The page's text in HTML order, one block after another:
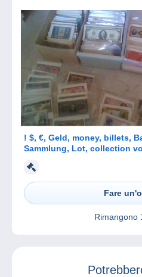
! $, €, Geld, money, billets,
Sammlung, Lot, collection
Fare
Rimangono